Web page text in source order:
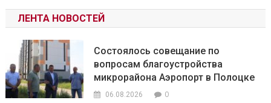
ЛЕНТА НОВОСТЕЙ
Состоялось совещание по
вопросам благоустройства
микрорайона Аэропорт в Полоцке
06.08.2026 0